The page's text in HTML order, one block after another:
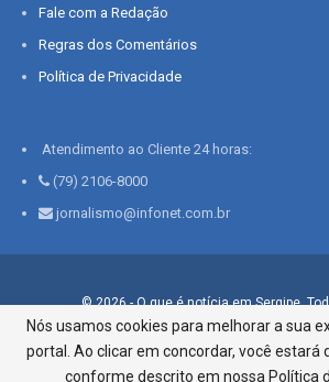
Fale com a Redação
Regras dos Comentários
Política de Privacidade
Atendimento ao Cliente 24 horas:
(79) 2106-8000
jornalismo@infonet.com.br
© 2026 - O que é notícia em Sergipe.
reservados.
Infonet - Rua Monsenhor Silveira 276,
Aracaju-SE, CEP 49015-030, Fone:
Nós usamos cookies para melhorar a sua
portal. Ao clicar em concordar, você estará
conforme descrito em nossa Política